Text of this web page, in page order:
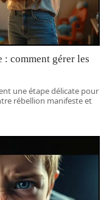
comment gérer les
une étape délicate pour
rébellion manifeste et